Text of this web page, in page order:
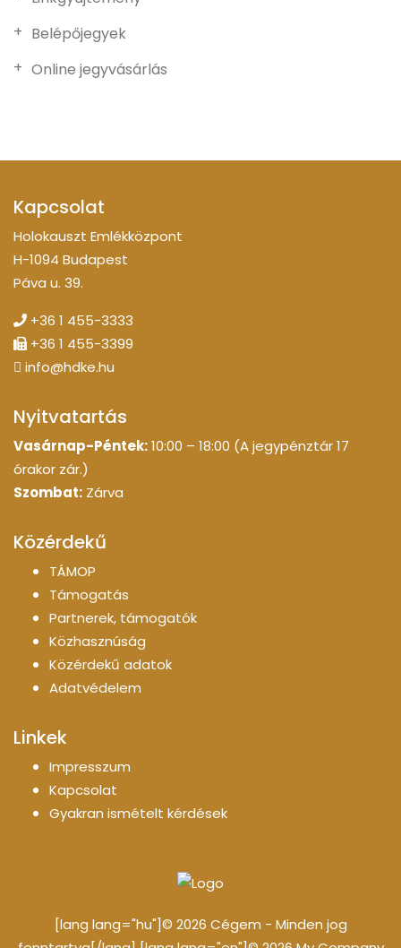
Belépőjegyek
Online jegyvásárlás
Kapcsolat
Holokauszt Emlékközpont
H-1094 Budapest
Páva u. 39.
+36 1 455-3333
+36 1 455-3399
info@hdke.hu
Nyitvatartás
Vasárnap-Péntek:10:00 – 18:00 (A jegypénztár 17
órakor zár.)
Szombat: Zárva
Közérdekű
TÁMOP
Támogatás
Partnerek, támogatók
Közhasznúság
Közérdekű adatok
Adatvédelem
Linkek
Impresszum
Kapcsolat
Gyakran ismételt kérdések
[lang lang="hu"]© 2026 Cégem - Minden jog